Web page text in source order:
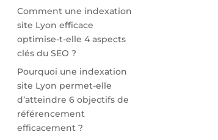
Comment une indexation
site Lyon efficace
optimise-t-elle 4 aspects
clés du SEO ?
Pourquoi une indexation
site Lyon permet-elle
d’atteindre 6 objectifs de
référencement
efficacement ?